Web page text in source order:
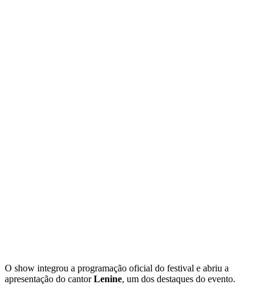
O show integrou a programação oficial do festival e abriu a
apresentação do cantorLenine, um dos destaques do evento.